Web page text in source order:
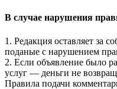
В случае нарушения
1. Редакция оставляет за
поданые с нарушением
2. Если объявление было
услуг — деньги не
Правила подачи